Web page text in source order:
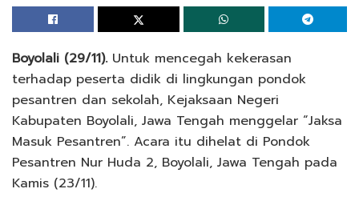
Boyolali (29/11).Untuk mencegah kekerasan
terhadap peserta didik di lingkungan pondok
pesantren dan sekolah, Kejaksaan Negeri
Kabupaten Boyolali, Jawa Tengah menggelar “Jaksa
Masuk Pesantren”. Acara itu dihelat di Pondok
Pesantren Nur Huda 2, Boyolali, Jawa Tengah pada
Kamis (23/11).